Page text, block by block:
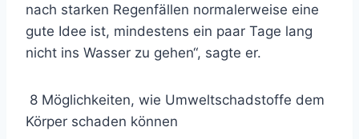
nach starken Regenfällen normalerweise eine
gute Idee ist, mindestens ein paar Tage lang
nicht ins Wasser zu gehen“, sagte er.
8 Möglichkeiten, wie Umweltschadstoffe dem
Körper schaden können